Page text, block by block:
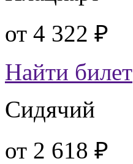
от 4 322 ₽
Найти билет
Сидячий
от 2 618 ₽